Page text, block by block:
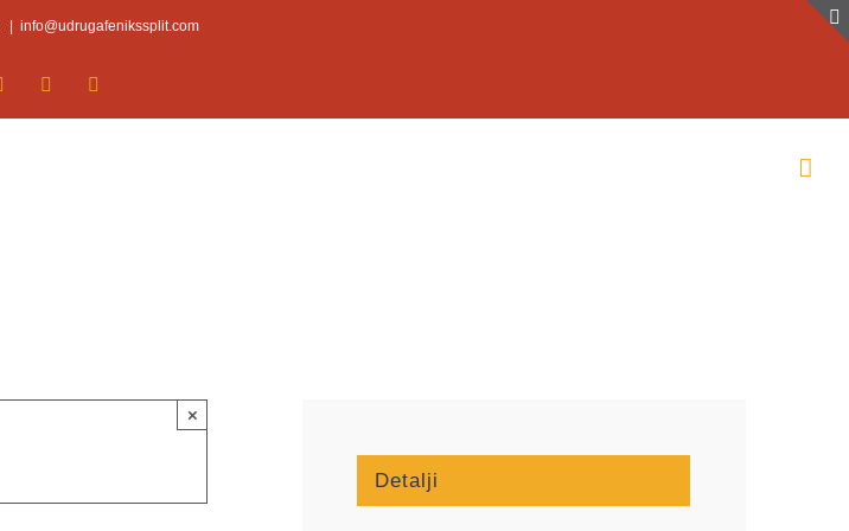
info@udrugafenikssplit.com
FacebookFacebook
×
Detalji